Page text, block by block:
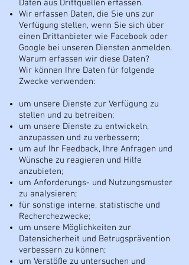
Daten aus Drittquellen erfassen.
Wir erfassen Daten, die Sie uns zur
Verfügung stellen, wenn Sie sich über
einen Drittanbieter wie Facebook oder
Google bei unseren Diensten anmelden.
Warum erfassen wir diese Daten?
Wir können Ihre Daten für folgende
Zwecke verwenden:
um unsere Dienste zur Verfügung zu
stellen und zu betreiben;
um unsere Dienste zu entwickeln,
anzupassen und zu verbessern;
um auf Ihr Feedback, Ihre Anfragen und
Wünsche zu reagieren und Hilfe
anzubieten;
um Anforderungs- und Nutzungsmuster
zu analysieren;
für sonstige interne, statistische und
Recherchezwecke;
um unsere Möglichkeiten zur
Datensicherheit und Betrugsprävention
verbessern zu können;
um Verstöße zu untersuchen und